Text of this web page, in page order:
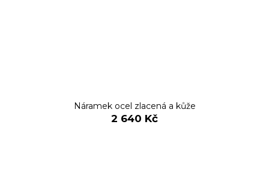
Náramek ocel zlacená a kůže
2 640 Kč